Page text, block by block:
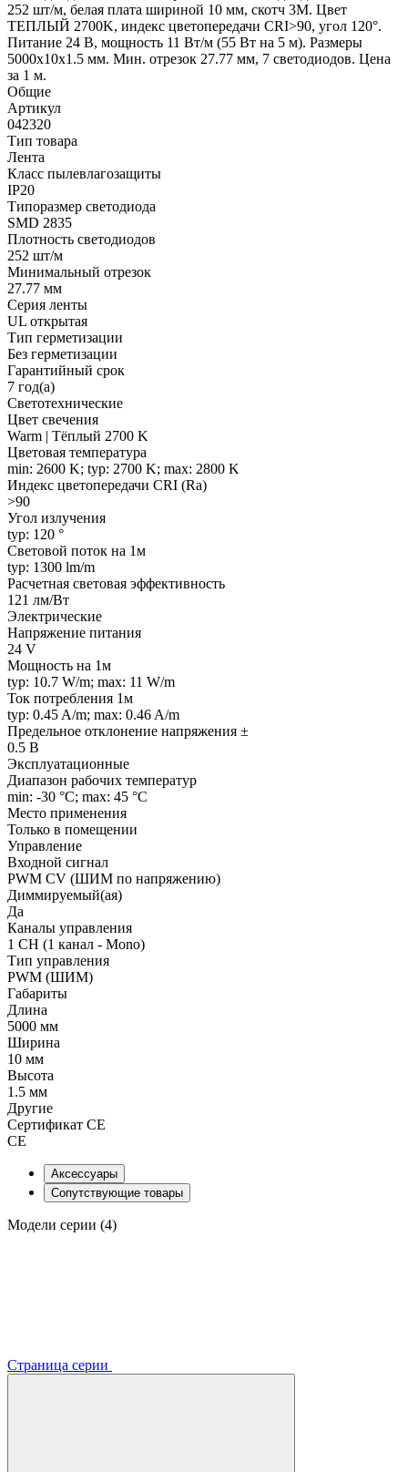
252 шт/м, белая плата шириной 10 мм, скотч 3M. Цвет
ТЕПЛЫЙ 2700K, индекс цветопередачи CRI>90, угол 120°.
Питание 24 В, мощность 11 Вт/м (55 Вт на 5 м). Размеры
5000x10x1.5 мм. Мин. отрезок 27.77 мм, 7 светодиодов. Цена
за 1 м.
Общие
Артикул
042320
Тип товара
Лента
Класс пылевлагозащиты
IP20
Типоразмер светодиода
SMD 2835
Плотность светодиодов
252 шт/м
Минимальный отрезок
27.77 мм
Серия ленты
UL открытая
Тип герметизации
Без герметизации
Гарантийный срок
7 год(а)
Светотехнические
Цвет свечения
Warm | Тёплый 2700 K
Цветовая температура
min: 2600 K; typ: 2700 K; max: 2800 K
Индекс цветопередачи CRI (Ra)
>90
Угол излучения
typ: 120 °
Световой поток на 1м
typ: 1300 lm/m
Расчетная световая эффективность
121 лм/Вт
Электрические
Напряжение питания
24 V
Мощность на 1м
typ: 10.7 W/m; max: 11 W/m
Ток потребления 1м
typ: 0.45 A/m; max: 0.46 A/m
Предельное отклонение напряжения ±
0.5 В
Эксплуатационные
Диапазон рабочих температур
min: -30 °C; max: 45 °C
Место применения
Только в помещении
Управление
Входной сигнал
PWM СV (ШИМ по напряжению)
Диммируемый(ая)
Да
Каналы управления
1 CH (1 канал - Mono)
Тип управления
PWM (ШИМ)
Габариты
Длина
5000 мм
Ширина
10 мм
Высота
1.5 мм
Другие
Сертификат CE
CE
Аксессуары
Сопутствующие товары
Модели серии (4)
Страница серии